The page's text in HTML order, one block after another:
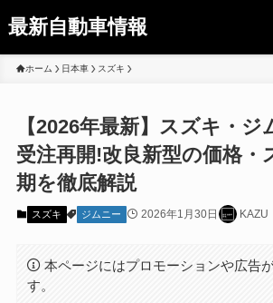
最新自動車情報
ホーム 日本車 スズキ
【2026年最新】スズキ・
受注再開!改良新型の価格・
期を徹底解説
スズキ ジムニー 2026年1月30日 KAZU
本ページにはプロモーションや広告
す。